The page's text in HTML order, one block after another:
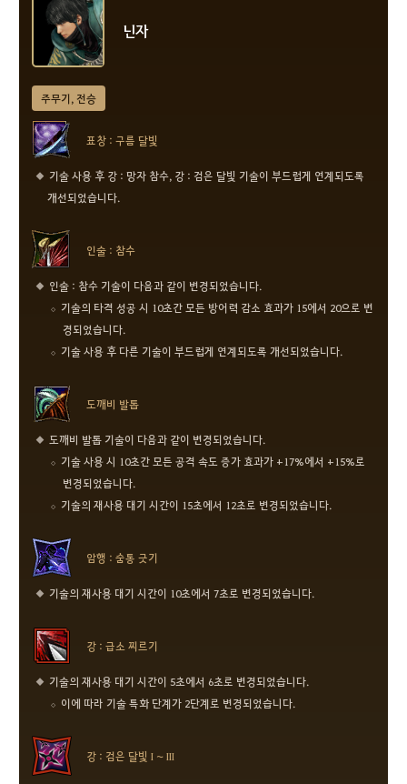
닌자
주무기, 전승
표창 : 구름 달빛
기술 사용 후 강 : 망자 참수, 강 : 검은 달빛 기술이 부드럽게 연계되도록
개선되었습니다.
인술 : 참수
인술 : 참수 기술이 다음과 같이 변경되었습니다.
기술의 타격 성공 시 10초간 모든 방어력 감소 효과가 15에서 20으로 변
경되었습니다.
기술 사용 후 다른 기술이 부드럽게 연계되도록 개선되었습니다.
도깨비 발톱
도깨비 발톱 기술이 다음과 같이 변경되었습니다.
기술 사용 시 10초간 모든 공격 속도 증가 효과가 +17%에서 +15%로
변경되었습니다.
기술의 재사용 대기 시간이 15초에서 12초로 변경되었습니다.
암행 : 숨통 긋기
기술의 재사용 대기 시간이 10초에서 7초로 변경되었습니다.
강 : 급소 찌르기
기술의 재사용 대기 시간이 5초에서 6초로 변경되었습니다.
이에 따라 기술 특화 단계가 2단계로 변경되었습니다.
강 : 검은 달빛 I ~ III